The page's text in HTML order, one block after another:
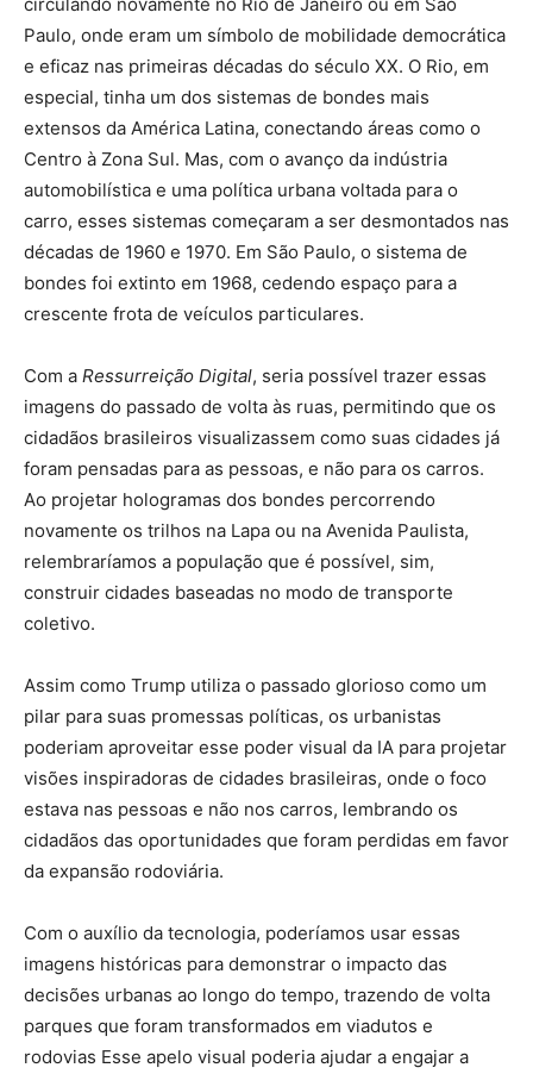
Paulo, onde eram um símbolo de mobilidade democrática
e eficaz nas primeiras décadas do século XX. O Rio, em
especial, tinha um dos sistemas de bondes mais
extensos da América Latina, conectando áreas como o
Centro à Zona Sul. Mas, com o avanço da indústria
automobilística e uma política urbana voltada para o
carro, esses sistemas começaram a ser desmontados nas
décadas de 1960 e 1970. Em São Paulo, o sistema de
bondes foi extinto em 1968, cedendo espaço para a
crescente frota de veículos particulares.
Com a Ressurreição Digital, seria possível trazer essas
imagens do passado de volta às ruas, permitindo que os
cidadãos brasileiros visualizassem como suas cidades já
foram pensadas para as pessoas, e não para os carros.
Ao projetar hologramas dos bondes percorrendo
novamente os trilhos na Lapa ou na Avenida Paulista,
relembraríamos a população que é possível, sim,
construir cidades baseadas no modo de transporte
coletivo.
Assim como Trump utiliza o passado glorioso como um
pilar para suas promessas políticas, os urbanistas
poderiam aproveitar esse poder visual da IA para projetar
visões inspiradoras de cidades brasileiras, onde o foco
estava nas pessoas e não nos carros, lembrando os
cidadãos das oportunidades que foram perdidas em favor
da expansão rodoviária.
Com o auxílio da tecnologia, poderíamos usar essas
imagens históricas para demonstrar o impacto das
decisões urbanas ao longo do tempo, trazendo de volta
parques que foram transformados em viadutos e
rodovias Esse apelo visual poderia ajudar a engajar a